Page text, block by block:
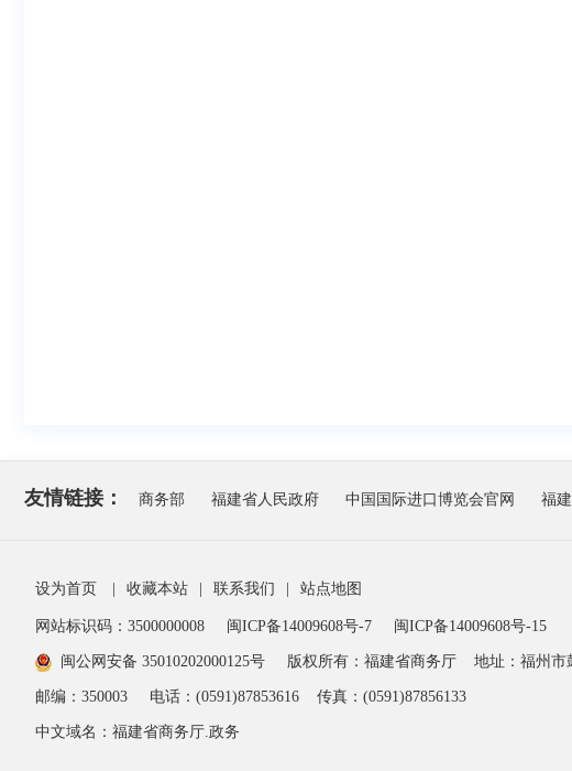
友情链接： 商务部 福建省人民政府 中国国际进口博览会官网 福
设为首页 | 收藏本站 | 联系我们 | 站点地图
网站标识码：3500000008 闽ICP备14009608号-7 闽ICP备14009608号-15
闽公网安备 35010202000125号 版权所有：福建省商务厅 地址：福州市
邮编：350003 电话：(0591)87853616 传真：(0591)87856133
中文域名：福建省商务厅.政务